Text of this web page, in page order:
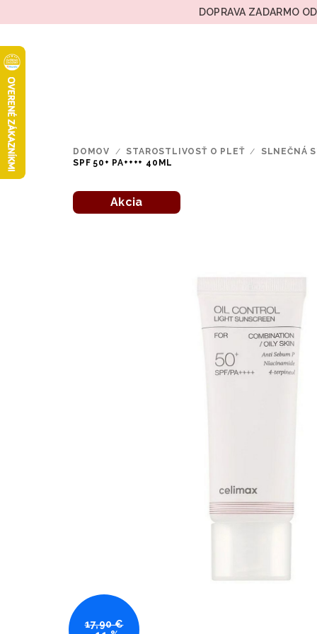
na
DOPRAVA ZADARMO
DOMOV / STAROSTLIVOSŤ O PLEŤ / SLNEČNÁ
SPF 50+ PA++++ 40ML
Akcia
17,90 €